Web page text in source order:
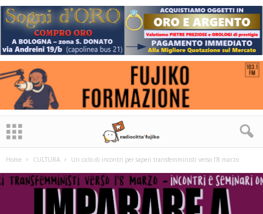
Home CULTURA Un ciclo di incontri per saperi transfemministi verso l’8 marzo